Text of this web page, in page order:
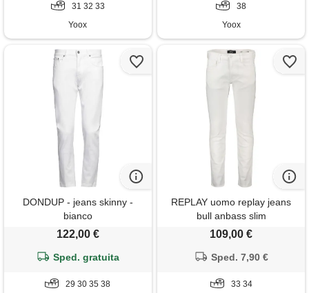
31 32 33
Yoox
38
Yoox
DONDUP - jeans skinny -
bianco
122,00 €
Sped. gratuita
29 30 35 38
REPLAY uomo replay jeans
bull anbass slim
109,00 €
Sped. 7,90 €
33 34